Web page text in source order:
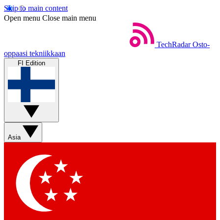
Skip to main content
Open menu Close main menu
TechRadar Osto-
oppaasi tekniikkaan
FI Edition
Asia